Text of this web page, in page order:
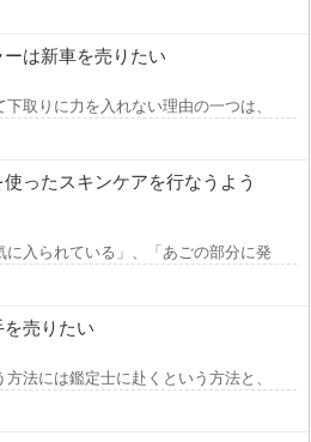
は新車を売りたい
下取りに力を入れない理由の一つは、ディ
ったスキンケアを行なうよう
に入られている」、「あごの部分に発生す
売りたい
方法には鑑定士に赴くという方法と、パソ